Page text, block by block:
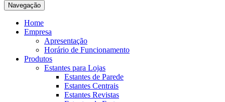
Navegação
Home
Empresa
Apresentação
Horário de Funcionamento
Produtos
Estantes para Lojas
Estantes de Parede
Estantes Centrais
Estantes Revistas